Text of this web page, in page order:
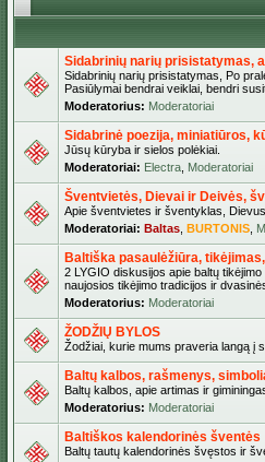
Sidabrinių narių prisistatymas,
Sidabrinių narių prisistatymas, Po
Pasiūlymai bendrai veiklai, bendri
Moderatorius: Moderatoriai
Sidabrinė poezija, miniatiūros,
Jūsų kūryba ir sielos polėkiai.
Moderatoriai: Electra Moderatoriai
Šventvietės, Dievai ir Deivės,
Apie šventvietes ir šventyklas,
Moderatoriai: Baltas BURTONIS
Baltiška pasaulėžiūra,
2 LYGIO diskusijos apie baltų
naujosios tikėjimo tradicijos ir
Moderatorius: Moderatoriai
ŽODŽIŲ BYLOS
Žodžiai, kurie mums praveria langą į
Baltų kalbos, rašmenys,
Baltų kalbos, apie artimas ir
Moderatorius: Moderatoriai
Baltiškos kalendorinės šventės
Baltų tautų kalendorinės švęstos ir